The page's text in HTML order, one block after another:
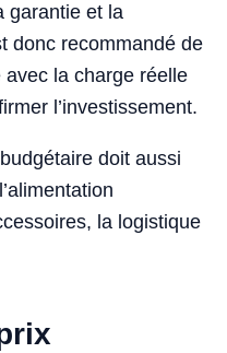
garantie et la
donc recommandé de
la charge réelle
l’investissement.
doit aussi
la logistique